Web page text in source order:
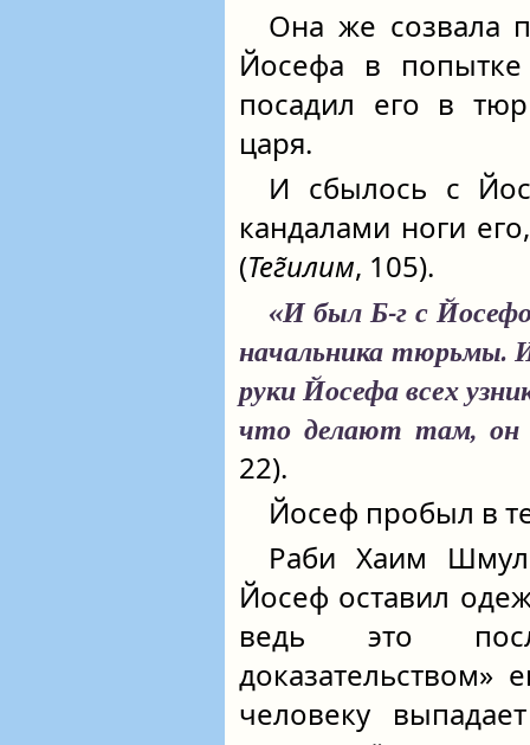
Она же созвала
Йосефа в
посадил его в
царя.
И сбылось с
кандалами ноги
(Тег̃илим, 105).
«И был Б-г с
начальника тюрьмы.
руки Йосефа всех
что делают там, он
22).
Йосеф пробыл в
Раби Хаим
Йосеф оставил
ведь это
доказательством»
человеку